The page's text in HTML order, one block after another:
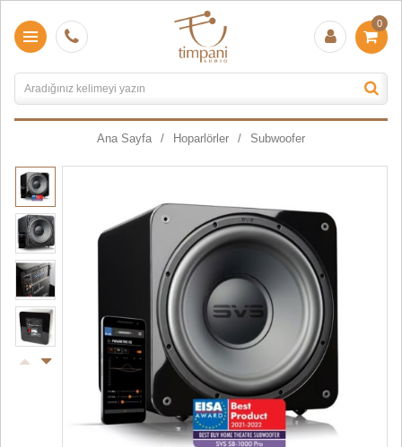
0
Ana Sayfa Hoparlörler Subwoofer